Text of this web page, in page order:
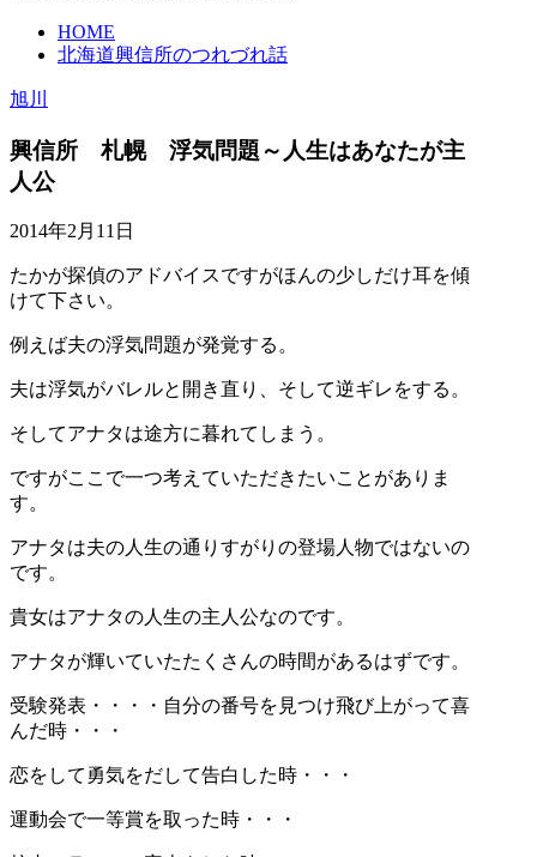
HOME
北海道興信所のつれづれ話
旭川
興信所 札幌 浮気問題～人生はあなたが主
人公
2014年2月11日
たかが探偵のアドバイスですがほんの少しだけ耳を傾
けて下さい。
例えば夫の浮気問題が発覚する。
夫は浮気がバレルと開き直り、そして逆ギレをする。
そしてアナタは途方に暮れてしまう。
ですがここで一つ考えていただきたいことがありま
す。
アナタは夫の人生の通りすがりの登場人物ではないの
です。
貴女はアナタの人生の主人公なのです。
アナタが輝いていたたくさんの時間があるはずです。
受験発表・・・・自分の番号を見つけ飛び上がって喜
んだ時・・・
恋をして勇気をだして告白した時・・・
運動会で一等賞を取った時・・・